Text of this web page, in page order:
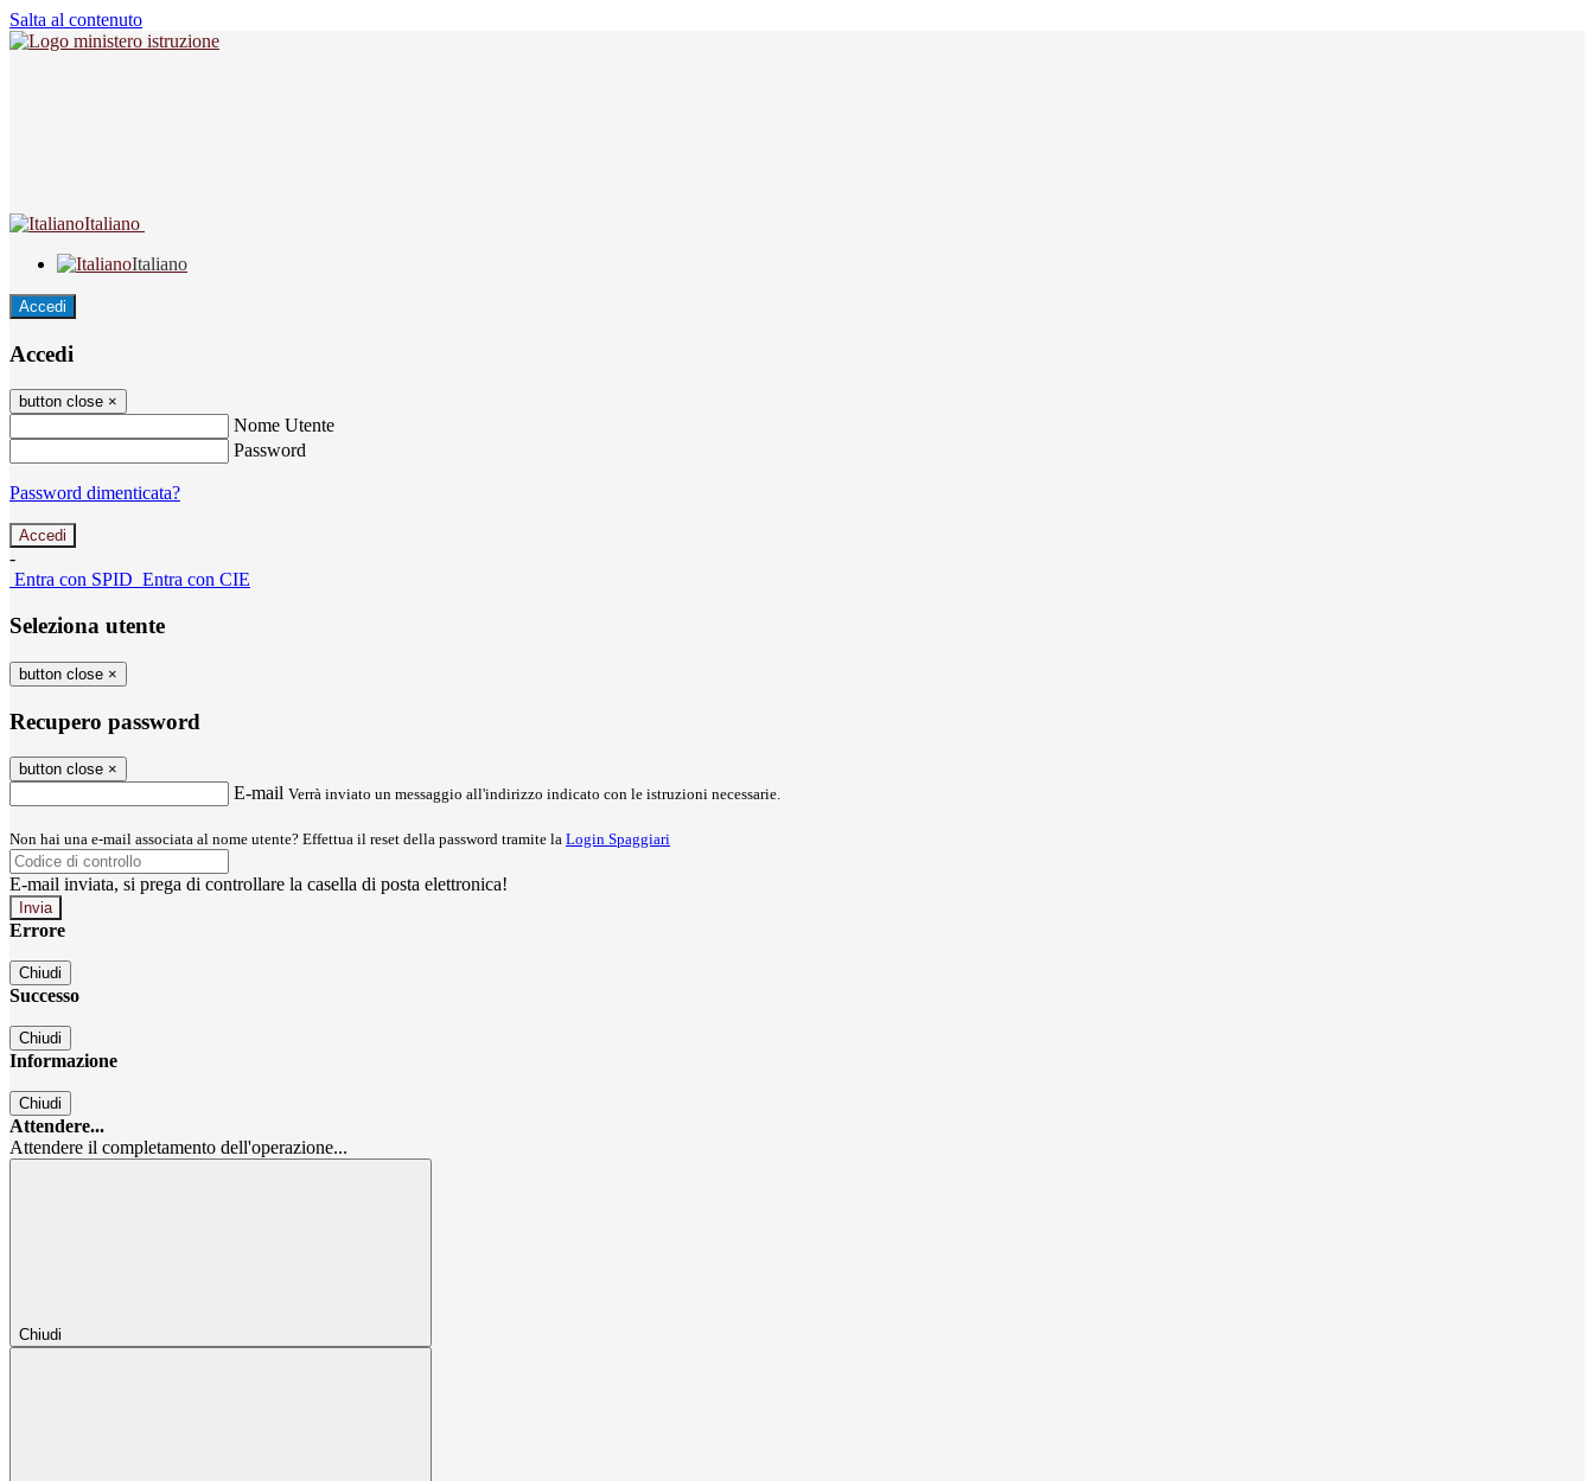
Salta al contenuto
Italiano
Italiano
Accedi
Accedi
button close ×
Nome Utente
Password
Password dimenticata?
-
Entra con SPID Entra con CIE
Seleziona utente
button close ×
Recupero password
button close ×
E-mail Verrà inviato un messaggio all'indirizzo indicato con le istruzioni necessarie.
Non hai una e-mail associata al nome utente? Effettua il reset della password tramite la Login Spaggiari
E-mail inviata, si prega di controllare la casella di posta elettronica!
Errore
Chiudi
Successo
Chiudi
Informazione
Chiudi
Attendere...
Attendere il completamento dell'operazione...
Chiudi